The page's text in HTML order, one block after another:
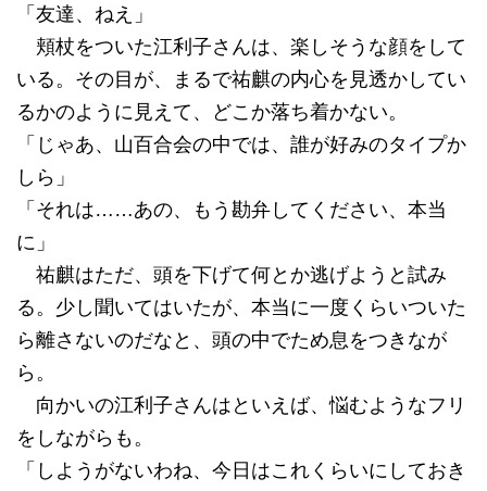
「友達、ねえ」
頬杖をついた江利子さんは、楽しそうな顔をして
いる。その目が、まるで祐麒の内心を見透かしてい
るかのように見えて、どこか落ち着かない。
「じゃあ、山百合会の中では、誰が好みのタイプか
しら」
「それは……あの、もう勘弁してください、本当
に」
祐麒はただ、頭を下げて何とか逃げようと試み
る。少し聞いてはいたが、本当に一度くらいついた
ら離さないのだなと、頭の中でため息をつきなが
ら。
向かいの江利子さんはといえば、悩むようなフリ
をしながらも。
「しようがないわね、今日はこれくらいにしておき